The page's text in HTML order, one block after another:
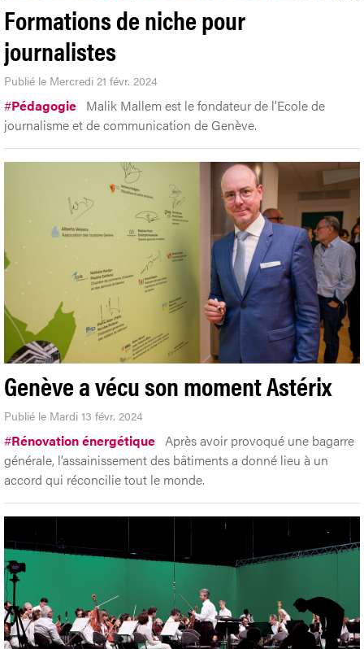
Formations de niche pour
journalistes
Publié le Mercredi 21 févr. 2024
#Pédagogie Malik Mallem est le fondateur de l’Ecole de
journalisme et de communication de Genève.
Genève a vécu son moment Astérix
Publié le Mardi 13 févr. 2024
#Rénovation énergétique Après avoir provoqué une bagarre
générale, l’assainissement des bâtiments a donné lieu à un
accord qui réconcilie tout le monde.